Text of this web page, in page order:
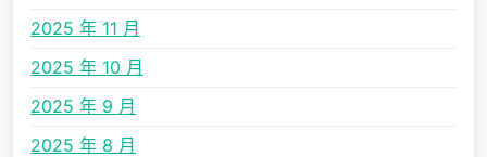
2025 年 11 月
2025 年 10 月
2025 年 9 月
2025 年 8 月